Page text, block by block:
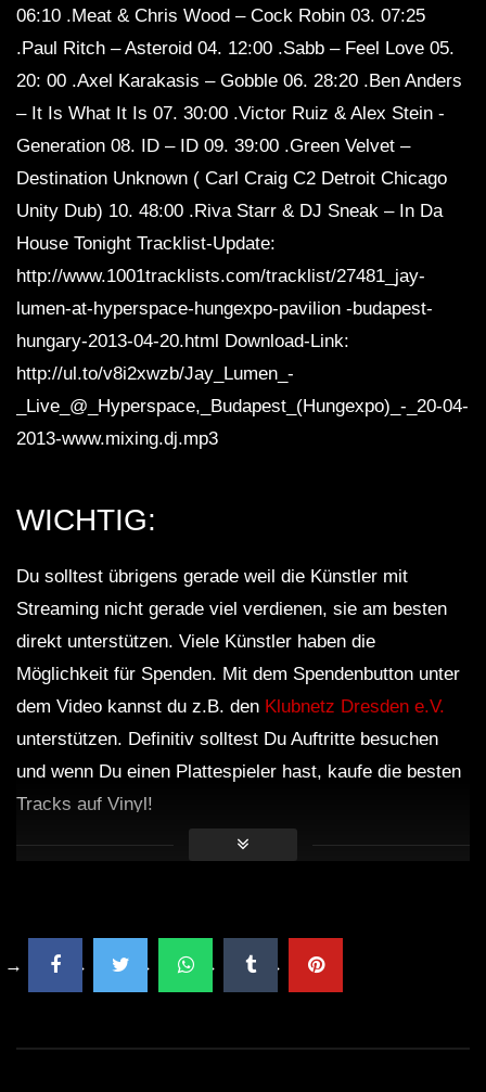
06:10 .Meat & Chris Wood – Cock Robin 03. 07:25
.Paul Ritch – Asteroid 04. 12:00 .Sabb – Feel Love 05.
20: 00 .Axel Karakasis – Gobble 06. 28:20 .Ben Anders
– It Is What It Is 07. 30:00 .Victor Ruiz & Alex Stein -
Generation 08. ID – ID 09. 39:00 .Green Velvet –
Destination Unknown ( Carl Craig C2 Detroit Chicago
Unity Dub) 10. 48:00 .Riva Starr & DJ Sneak – In Da
House Tonight Tracklist-Update:
http://www.1001tracklists.com/tracklist/27481_jay-
lumen-at-hyperspace-hungexpo-pavilion -budapest-
hungary-2013-04-20.html Download-Link:
http://ul.to/v8i2xwzb/Jay_Lumen_-
_Live_@_Hyperspace,_Budapest_(Hungexpo)_-_20-04-
2013-www.mixing.dj.mp3
WICHTIG:
Du solltest übrigens gerade weil die Künstler mit
Streaming nicht gerade viel verdienen, sie am besten
direkt unterstützen. Viele Künstler haben die
Möglichkeit für Spenden. Mit dem Spendenbutton unter
dem Video kannst du z.B. den Klubnetz Dresden e.V.
unterstützen. Definitiv solltest Du Auftritte besuchen
und wenn Du einen Plattespieler hast, kaufe die besten
Tracks auf Vinyl!